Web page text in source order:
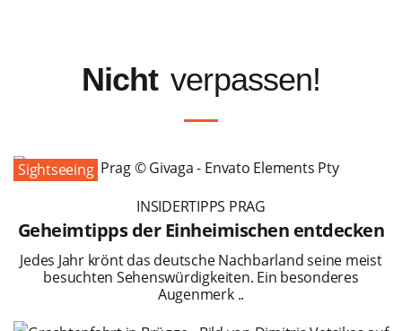
Nicht verpassen!
Sightseeing
INSIDERTIPPS PRAG
Geheimtipps der Einheimischen entdecken
Jedes Jahr krönt das deutsche Nachbarland seine meist
besuchten Sehenswürdigkeiten. Ein besonderes
Augenmerk ..